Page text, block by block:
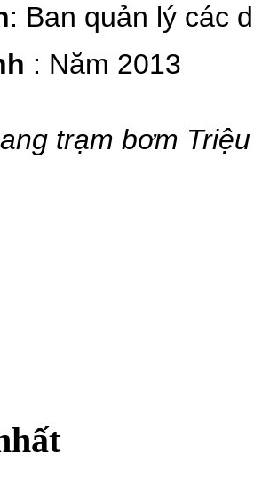
: Ban quản lý các
: Năm 2013
trạm bơm